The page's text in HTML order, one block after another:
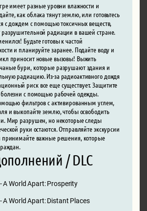
имеет разные уровни влажности и
как облака тянут землю, или готовьтесь
с дождем с помощью токсичных веществ,
разрушительной радиации в вашей стране.
Будьте готовы к частой
и планируйте заранее. Подайте воду и
приносит новые вызовы! Выжить
бури, которые разрушают здания и
радиацию. Из-за радиоактивного дождя
риск все еще существует. Защитите
с помощью рабочей одежды.
фильтров с активированным углем,
и выкопайте землю, чтобы освободить
Мир разрушен, но некоторые следы
руки остаются. Отправляйте экскурсии
принимайте важные решения, которые
/ DLC
A World Apart: Prosperity
A World Apart: Distant Places